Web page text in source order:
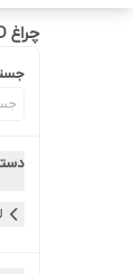
چراغ LED خطی میتره